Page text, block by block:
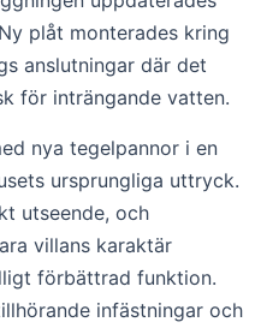
plåt monterades kring
anslutningar där det
för inträngande vatten.
nya tegelpannor i en
ursprungliga uttryck.
utseende, och
villans karaktär
förbättrad funktion.
infästningar och